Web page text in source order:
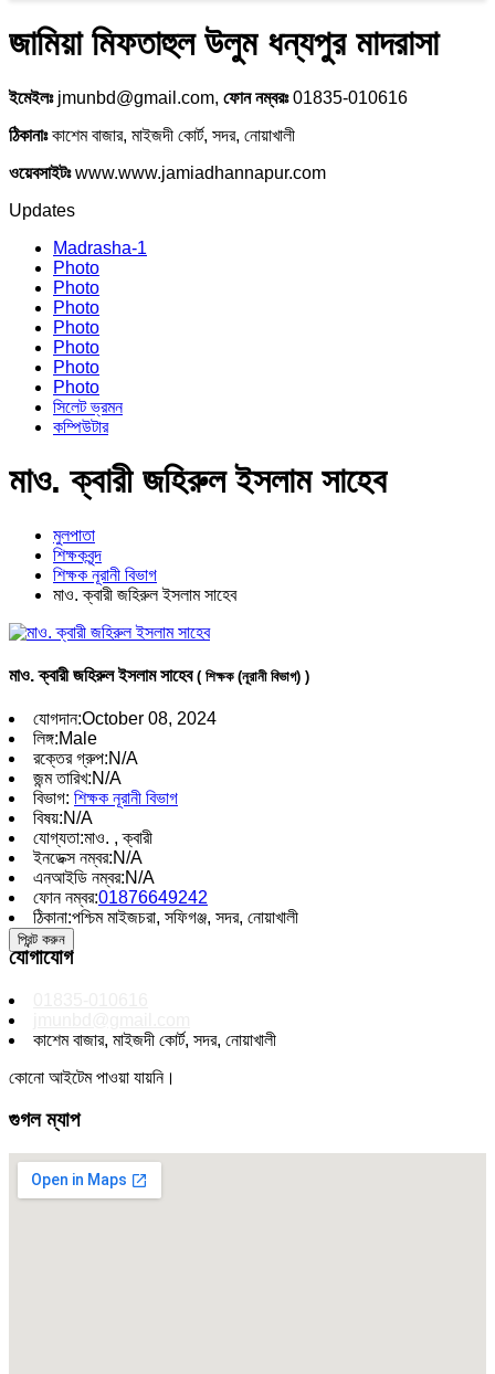
জামিয়া মিফতাহুল উলুম ধন্যপুর মাদরাসা
ইমেইলঃjmunbd@gmail.com, ফোন নম্বরঃ01835-010616
ঠিকানাঃকাশেম বাজার, মাইজদী কোর্ট, সদর, নোয়াখালী
ওয়েবসাইটঃwww.www.jamiadhannapur.com
Updates
Madrasha-1
Photo
Photo
Photo
Photo
Photo
Photo
Photo
সিলেট ভ্রমন
কম্পিউটার
মাও. ক্বারী জহিরুল ইসলাম সাহেব
মুলপাতা
শিক্ষকবৃন্দ
শিক্ষক নূরানী বিভাগ
মাও. ক্বারী জহিরুল ইসলাম সাহেব
মাও. ক্বারী জহিরুল ইসলাম সাহেব ( শিক্ষক (নূরানী বিভাগ) )
যোগদান:October 08, 2024
লিঙ্গ:Male
রক্তের গ্রুপ:N/A
জন্ম তারিখ:N/A
বিভাগ: শিক্ষক নূরানী বিভাগ
বিষয়:N/A
যোগ্যতা:মাও. , ক্বারী
ইনডেক্স নম্বর:N/A
এনআইডি নম্বর:N/A
ফোন নম্বর:01876649242
ঠিকানা:পশ্চিম মাইজচরা, সফিগঞ্জ, সদর, নোয়াখালী
প্রিন্ট করুন
যোগাযোগ
কাশেম বাজার, মাইজদী কোর্ট, সদর, নোয়াখালী
কোনো আইটেম পাওয়া যায়নি।
গুগল ম্যাপ